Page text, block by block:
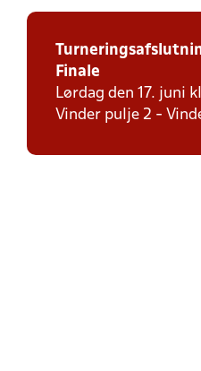
Finale
Lørdag den 17. juni
Vinder pulje 2 -